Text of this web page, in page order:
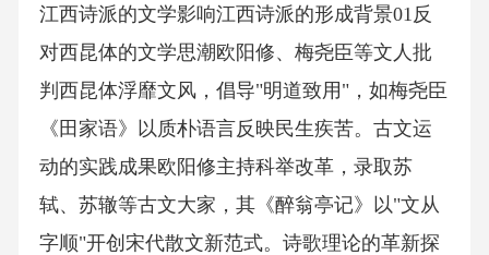
江西诗派的文学影响江西诗派的形成背景01反
对西昆体的文学思潮欧阳修、梅尧臣等文人批
判西昆体浮靡文风，倡导"明道致用"，如梅尧臣
《田家语》以质朴语言反映民生疾苦。古文运
动的实践成果欧阳修主持科举改革，录取苏
轼、苏辙等古文大家，其《醉翁亭记》以"文从
字顺"开创宋代散文新范式。诗歌理论的革新探